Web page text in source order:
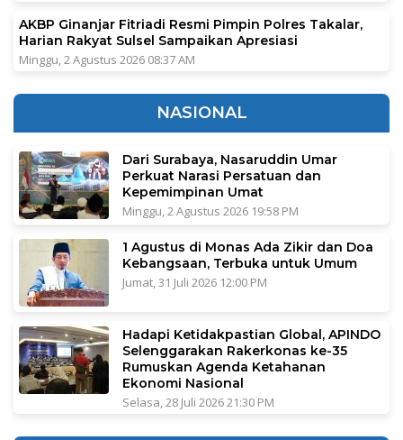
AKBP Ginanjar Fitriadi Resmi Pimpin Polres Takalar,
Harian Rakyat Sulsel Sampaikan Apresiasi
Minggu, 2 Agustus 2026 08:37 AM
NASIONAL
Dari Surabaya, Nasaruddin Umar
Perkuat Narasi Persatuan dan
Kepemimpinan Umat
Minggu, 2 Agustus 2026 19:58 PM
1 Agustus di Monas Ada Zikir dan Doa
Kebangsaan, Terbuka untuk Umum
Jumat, 31 Juli 2026 12:00 PM
Hadapi Ketidakpastian Global, APINDO
Selenggarakan Rakerkonas ke-35
Rumuskan Agenda Ketahanan
Ekonomi Nasional
Selasa, 28 Juli 2026 21:30 PM